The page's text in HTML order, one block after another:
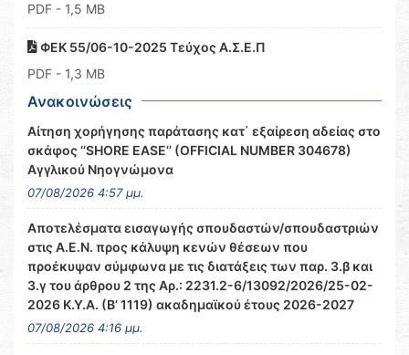
PDF - 1,5 MB
ΦΕΚ 55/06-10-2025 Τεύχος Α.Σ.Ε.Π
PDF - 1,3 MB
Ανακοινώσεις
Αίτηση χορήγησης παράτασης κατ΄ εξαίρεση αδείας στο
σκάφος ‘’SHORE EASE’’ (OFFICIAL NUMBER 304678)
Αγγλικού Νηογνώμονα
07/08/2026 4:57 μμ.
Αποτελέσματα εισαγωγής σπουδαστών/σπουδαστριών
στις Α.Ε.Ν. προς κάλυψη κενών θέσεων που
προέκυψαν σύμφωνα με τις διατάξεις των παρ. 3.β και
3.γ του άρθρου 2 της Αρ.: 2231.2-6/13092/2026/25-02-
2026 Κ.Υ.Α. (Β’ 1119) ακαδημαϊκού έτους 2026-2027
07/08/2026 4:16 μμ.